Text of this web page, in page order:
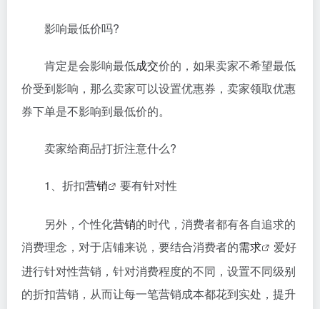
影响最低价吗?
肯定是会影响最低成交价的，如果卖家不希望最低
价受到影响，那么卖家可以设置优惠券，卖家领取优惠
券下单是不影响到最低价的。
卖家给商品打折注意什么?
1、折扣营销 要有针对性
另外，个性化营销的时代，消费者都有各自追求的
消费理念，对于店铺来说，要结合消费者的需求
爱好
进行针对性营销，针对消费程度的不同，设置不同级别
的折扣营销，从而让每一笔营销成本都花到实处，提升